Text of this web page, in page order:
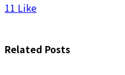
11 Like
Related Posts